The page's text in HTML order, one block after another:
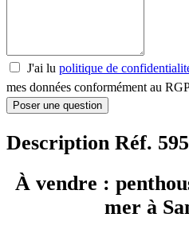
J'ai lu politique de
mes données conformément au
Poser une question
Description Réf.
À vendre :
mer à